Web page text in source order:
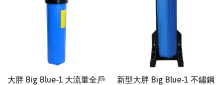
大胖 Big Blue-1 大流量全戶
新型大胖 Big Blue-1 不鏽鋼